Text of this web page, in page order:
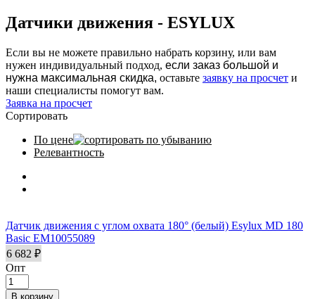
Датчики движения - ESYLUX
Если вы не можете правильно набрать корзину, или вам
нужен индивидуальный подход, если заказ большой и
нужна максимальная скидка, оставьте заявку на просчет и
наши специалисты помогут вам.
Заявка на просчет
Сортировать
По цене
Релевантность
Датчик движения с углом охвата 180° (белый) Esylux MD 180
Basic EM10055089
6 682 ₽
Опт